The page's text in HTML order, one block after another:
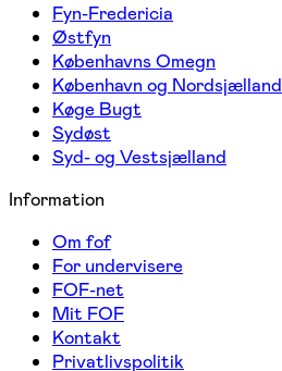
Fyn-Fredericia
Østfyn
Københavns Omegn
København og Nordsjælland
Køge Bugt
Sydøst
Syd- og Vestsjælland
Information
Om fof
For undervisere
FOF-net
Mit FOF
Kontakt
Privatlivspolitik